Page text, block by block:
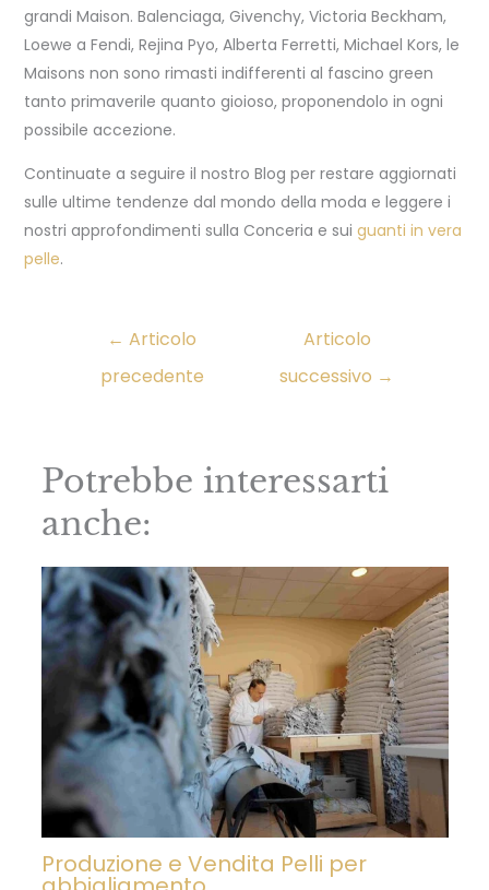
grandi Maison. Balenciaga, Givenchy, Victoria Beckham,
Loewe a Fendi, Rejina Pyo, Alberta Ferretti, Michael Kors, le
Maisons non sono rimasti indifferenti al fascino green
tanto primaverile quanto gioioso, proponendolo in ogni
possibile accezione.
Continuate a seguire il nostro Blog per restare aggiornati
sulle ultime tendenze dal mondo della moda e leggere i
nostri approfondimenti sulla Conceria e sui guanti in vera
pelle.
← Articolo
precedente
Articolo
successivo →
Potrebbe interessarti
anche:
Produzione e Vendita Pelli per